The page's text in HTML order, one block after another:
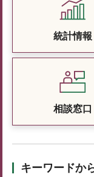
統計情報
相談窓口
キーワードか